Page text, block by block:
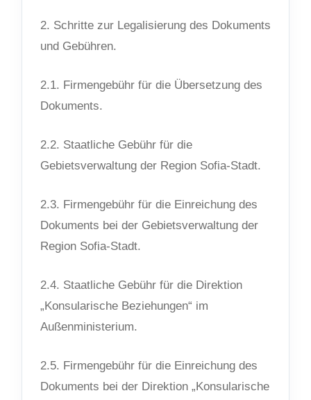
2. Schritte zur Legalisierung des Dokuments
und Gebühren.
2.1. Firmengebühr für die Übersetzung des
Dokuments.
2.2. Staatliche Gebühr für die
Gebietsverwaltung der Region Sofia-Stadt.
2.3. Firmengebühr für die Einreichung des
Dokuments bei der Gebietsverwaltung der
Region Sofia-Stadt.
2.4. Staatliche Gebühr für die Direktion
„Konsularische Beziehungen“ im
Außenministerium.
2.5. Firmengebühr für die Einreichung des
Dokuments bei der Direktion „Konsularische